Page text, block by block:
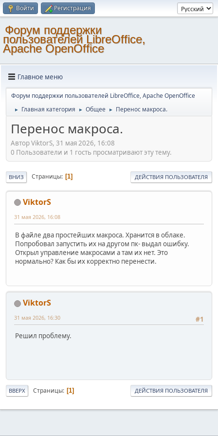
Войти Регистрация
Форум поддержки
пользователей LibreOffice,
Apache OpenOffice
Главное меню
Форум поддержки пользователей LibreOffice, Apache OpenOffice
► Главная категория ► Общее ► Перенос макроса.
Перенос макроса.
Автор ViktorS, 31 мая 2026, 16:08
0 Пользователи и 1 гость просматривают эту тему.
ВНИЗ Страницы 1 ДЕЙСТВИЯ ПОЛЬЗОВАТЕЛЯ
ViktorS
31 мая 2026, 16:08
В файле два простейших макроса. Хранится в облаке.
Попробовал запустить их на другом пк- выдал ошибку.
Открыл управление макросами а там их нет. Это
нормально? Как бы их корректно перенести.
ViktorS
#1
31 мая 2026, 16:30
Решил проблему.
ВВЕРХ Страницы 1 ДЕЙСТВИЯ ПОЛЬЗОВАТЕЛЯ